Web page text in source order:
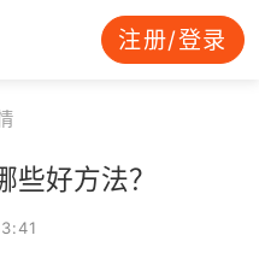
注册/登录
些好方法？